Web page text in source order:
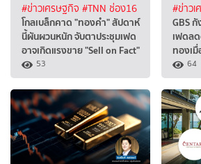
#ข่าวเศรษฐกิจ #TNN ช่อง16
โกลเบล็กคาด "ทองคำ" สัปดาห์
นี้ผันผวนหนัก จับตาประชุมเฟด
อาจเกิดแรงขาย "Sell on Fact"
53
#ข่าว
GBS
เฟดล
ทองเ
64